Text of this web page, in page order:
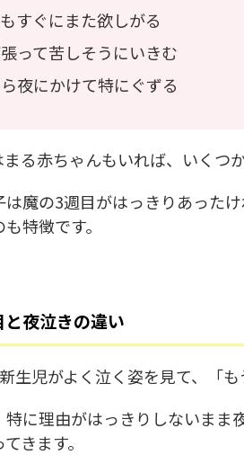
すぐにまた欲しがる
って苦しそうにいきむ
夜にかけて特にぐずる
る赤ちゃんもいれば、いくつ
は魔の3週目がはっきりあった
特徴です。
夜泣きの違い
生児がよく泣く姿を見て、「
特に理由がはっきりしないまま
きます。